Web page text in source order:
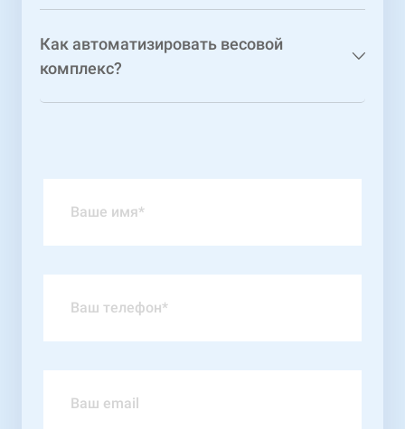
Как автоматизировать весовой
комплекс?